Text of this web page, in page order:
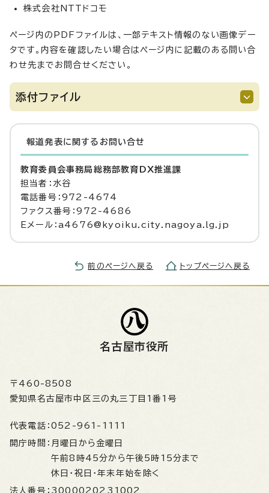
株式会社NTTドコモ
ページ内のPDFファイルは、一部テキスト情報のない画像デー
タです。内容を確認したい場合はページ内に記載のある問い合
わせ先までお問合せください。
添付ファイル
報道発表に関するお問い合せ
教育委員会事務局総務部教育DX推進課
担当者：水谷
電話番号：972-4674
ファクス番号：972-4686
Eメール：a4676@kyoiku.city.nagoya.lg.jp
前のページへ戻る トップページへ戻る
名古屋市役所
〒460-8508
愛知県名古屋市中区三の丸三丁目1番1号
代表電話： 052-961-1111
開庁時間： 月曜日から金曜日
午前8時45分から午後5時15分まで
休日・祝日・年末年始を除く
法人番号： 3000020231002